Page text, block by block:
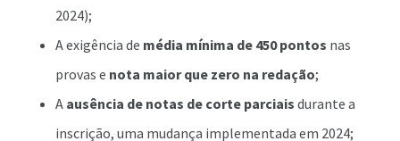
2024);
A exigência de média mínima de 450 pontos nas
provas e nota maior que zero na redação;
A ausência de notas de corte parciais durante a
inscrição, uma mudança implementada em 2024;